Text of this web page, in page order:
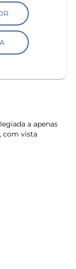
a apenas
com vista